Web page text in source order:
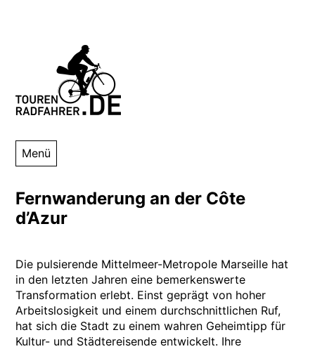
Tourenradfahrer
Danny Alexander Lettkemann
Menü
Fernwanderung an der Côte
d’Azur
Die pulsierende Mittelmeer-Metropole Marseille hat
in den letzten Jahren eine bemerkenswerte
Transformation erlebt. Einst geprägt von hoher
Arbeitslosigkeit und einem durchschnittlichen Ruf,
hat sich die Stadt zu einem wahren Geheimtipp für
Kultur- und Städtereisende entwickelt. Ihre